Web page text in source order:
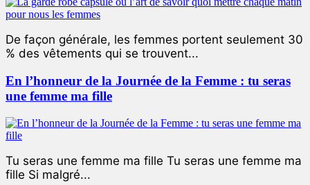
De façon générale, les femmes portent seulement 30
% des vêtements qui se trouvent...
En l’honneur de la Journée de la Femme : tu seras
une femme ma fille
Tu seras une femme ma fille Tu seras une femme ma
fille Si malgré...